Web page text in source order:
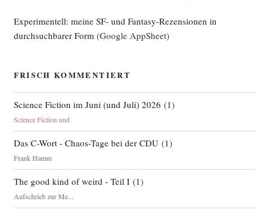
Experimentell: meine SF- und Fantasy-Rezensionen in
durchsuchbarer Form(Google AppSheet)
FRISCH KOMMENTIERT
Science Fiction im Juni (und Juli) 2026 (1)
Science Fiction und
Das C-Wort - Chaos-Tage bei der CDU(1)
Frank Hamm
The good kind of weird - Teil I(1)
Aufschrieb zur Me...